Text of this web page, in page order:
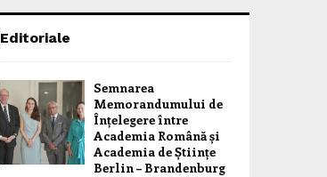
Editoriale
Semnarea
Memorandumului de
Înțelegere între
Academia Română și
Academia de Științe
Berlin – Brandenburg